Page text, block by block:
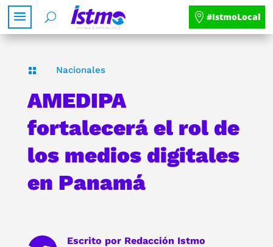
#IstmoLocal
 Nacionales
AMEDIPA
fortalecerá el rol de
los medios digitales
en Panamá
Escrito por Redacción Istmo